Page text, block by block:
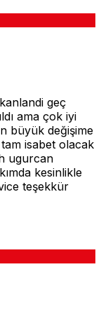
geç
ama çok iyi
büyük değişime
isabet olacak
ugurcan
kesinlikle
teşekkür